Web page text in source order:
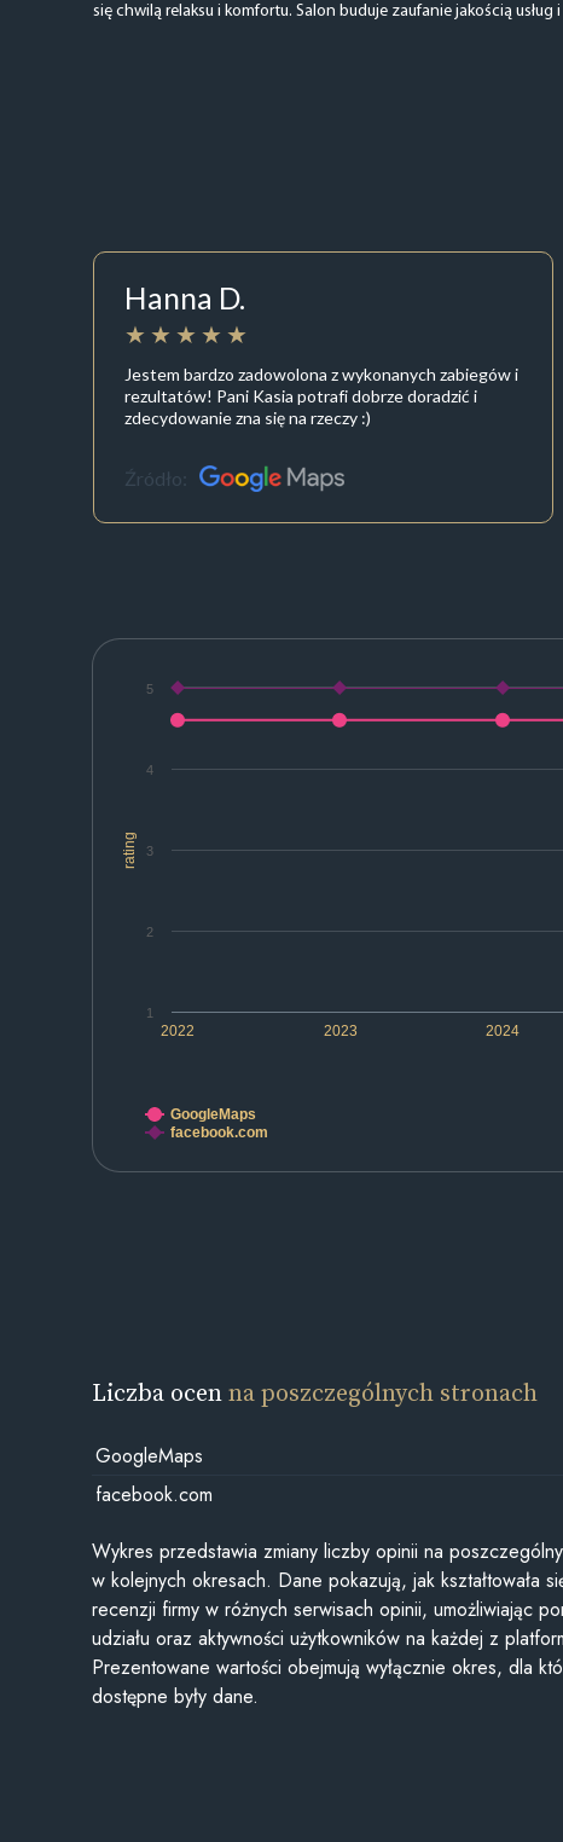
się chwilą relaksu i komfortu. Salon buduje zaufanie jakością usług
Hanna D.
Jestem bardzo zadowolona z wykonanych zabiegów i
rezultatów! Pani Kasia potrafi dobrze doradzić i
zdecydowanie zna się na rzeczy :)
Źródło:
rating
2022 2023 2024
1
2
3
4
5
GoogleMaps
facebook.com
Liczba ocenna poszczególnych stronach
GoogleMaps
facebook.com
Wykres przedstawia zmiany liczby opinii na
w kolejnych okresach. Dane pokazują, jak kształtowała
recenzji firmy w różnych serwisach opinii, umożliwiając
udziału oraz aktywności użytkowników na każdej z
Prezentowane wartości obejmują wyłącznie okres, dla
dostępne były dane.